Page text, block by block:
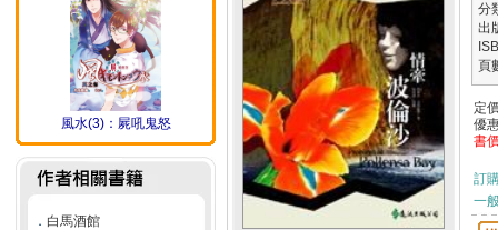
風水(3)：屍吼鬼怒
． 白馬酒館
分
出
頁
定
優
書
訂
一